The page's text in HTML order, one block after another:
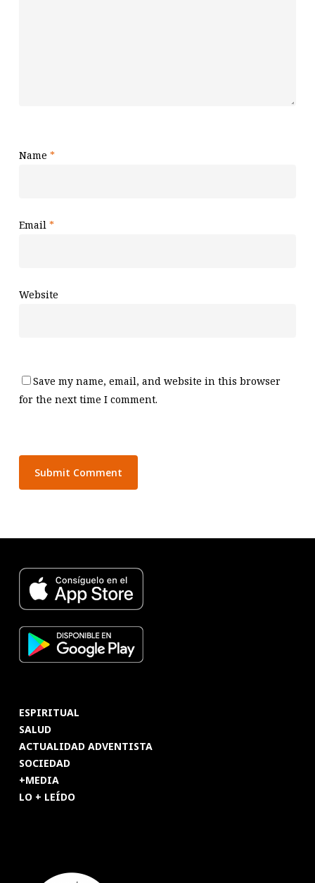
Name *
Email *
Website
Save my name, email, and website in this browser
for the next time I comment.
ESPIRITUAL
SALUD
ACTUALIDAD ADVENTISTA
SOCIEDAD
+MEDIA
LO + LEÍDO